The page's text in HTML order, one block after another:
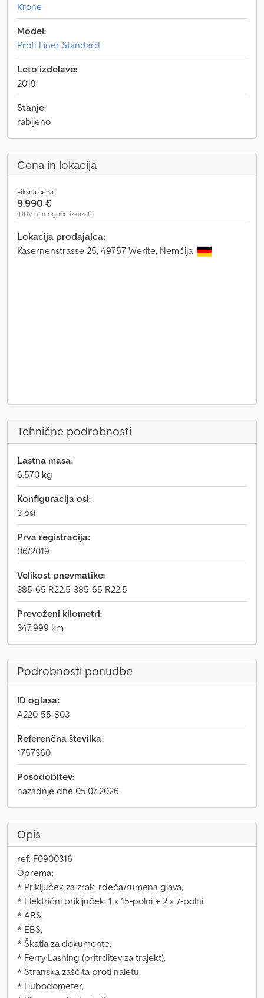
Krone
Model:
Profi Liner Standard
Leto izdelave:
2019
Stanje:
rabljeno
Cena in lokacija
Fiksna cena
9.990 €
(DDV ni mogoče izkazati)
Lokacija prodajalca:
Kasernenstrasse 25, 49757 Werlte, Nemčija
Tehnične podrobnosti
Lastna masa:
6.570 kg
Konfiguracija osi:
3 osi
Prva registracija:
06/2019
Velikost pnevmatike:
385-65 R22.5-385-65 R22.5
Prevoženi kilometri:
347.999 km
Podrobnosti ponudbe
ID oglasa:
A220-55-803
Referenčna številka:
1757360
Posodobitev:
nazadnje dne 05.07.2026
Opis
ref: F0900316
Oprema:
* Priključek za zrak: rdeča/rumena glava,
* Električni priključek: 1 x 15-polni + 2 x 7-polni,
* ABS,
* EBS,
* Škatla za dokumente,
* Ferry Lashing (pritrditev za trajekt),
* Stranska zaščita proti naletu,
* Hubodometer,